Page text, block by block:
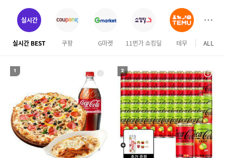
11 수향미쌀10kg 라이딩장갑
14 풍기인견바지
16 성인용세발자전거중고 17 프라스틱서랍장
벤츠S용품
ALL
실시간
실시간 BEST 쿠팡 G마켓 11번가 쇼킹딜 테무 마이리
1 2